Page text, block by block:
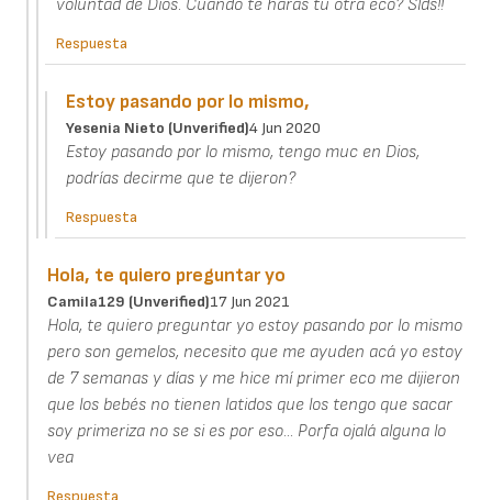
voluntad de Dios. Cuando te harás tu otra eco? Slds!!
Respuesta
Estoy pasando por lo mismo,
Yesenia Nieto (unverified)4 Jun 2020
Estoy pasando por lo mismo, tengo muc en Dios,
podrías decirme que te dijeron?
Respuesta
Hola, te quiero preguntar yo
Camila129 (unverified)17 Jun 2021
Hola, te quiero preguntar yo estoy pasando por lo mismo
pero son gemelos, necesito que me ayuden acá yo estoy
de 7 semanas y días y me hice mí primer eco me dijieron
que los bebés no tienen latidos que los tengo que sacar
soy primeriza no se si es por eso... Porfa ojalá alguna lo
vea